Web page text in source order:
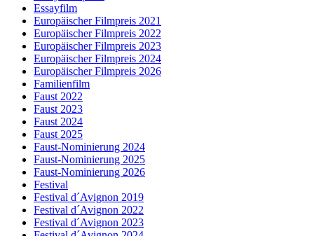
Essayfilm
Europäischer Filmpreis 2021
Europäischer Filmpreis 2022
Europäischer Filmpreis 2023
Europäischer Filmpreis 2024
Europäischer Filmpreis 2026
Familienfilm
Faust 2022
Faust 2023
Faust 2024
Faust 2025
Faust-Nominierung 2024
Faust-Nominierung 2025
Faust-Nominierung 2026
Festival
Festival d´Avignon 2019
Festival d´Avignon 2022
Festival d´Avignon 2023